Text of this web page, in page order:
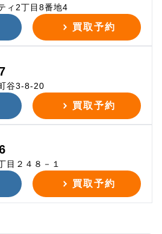
ィ2丁目8番地4
買取予約
谷3-8-20
買取予約
目２４８－１
買取予約